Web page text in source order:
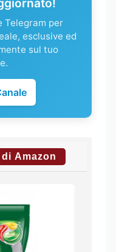
Telegram per
esclusive ed
sul tuo